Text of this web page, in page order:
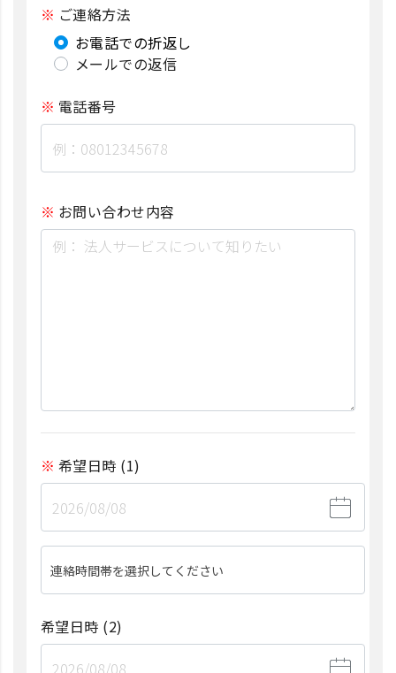
ご連絡方法
お電話での折返し
メールでの返信
電話番号
お問い合わせ内容
希望日時 (1)
連絡時間帯を選択してください
希望日時 (2)